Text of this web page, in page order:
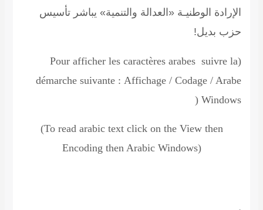
الإرادة الوطنيـة «العدالة والتنمية» يباشر تأسيس
حزب بديل!
(Pour afficher les caractères arabes suivre la
démarche suivante :Affichage / Codage / Arabe
Windows
(
(To read arabic text click on the View then
Encoding then Arabic Windows)